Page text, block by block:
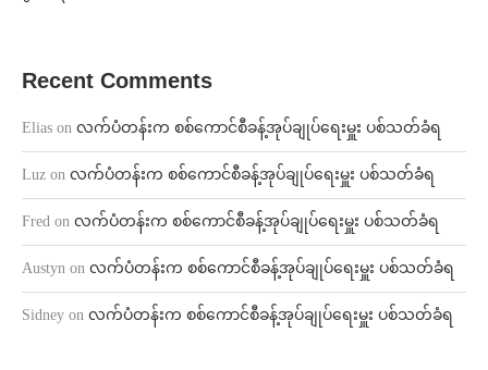
Recent Comments
Elias on လက်ပံတန်းက စစ်ကောင်စီခန့်အုပ်ချုပ်ရေးမှူး ပစ်သတ်ခံရ
Luz on လက်ပံတန်းက စစ်ကောင်စီခန့်အုပ်ချုပ်ရေးမှူး ပစ်သတ်ခံရ
Fred on လက်ပံတန်းက စစ်ကောင်စီခန့်အုပ်ချုပ်ရေးမှူး ပစ်သတ်ခံရ
Austyn on လက်ပံတန်းက စစ်ကောင်စီခန့်အုပ်ချုပ်ရေးမှူး ပစ်သတ်ခံရ
Sidney on လက်ပံတန်းက စစ်ကောင်စီခန့်အုပ်ချုပ်ရေးမှူး ပစ်သတ်ခံရ